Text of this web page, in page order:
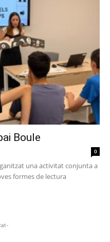
Boule
0
una activitat conjunta a
formes de lectura